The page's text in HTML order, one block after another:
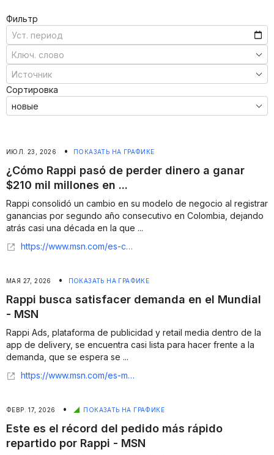
Фильтр
Сортировка
ИЮЛ. 23, 2026 • ПОКАЗАТЬ НА ГРАФИКЕ
¿Cómo Rappi pasó de perder dinero a ganar
$210 mil millones en ...
Rappi consolidó un cambio en su modelo de negocio al registrar
ganancias por segundo año consecutivo en Colombia, dejando
atrás casi una década en la que ...
https://www.msn.com/es-co/noticias/other/c%C3%B3mo-rappi-pas%C3%B3-de-perder-dinero-a-ganar-210-mil-millones-en-colombia/ar-AA28o5Zz
МАЯ 27, 2026 • ПОКАЗАТЬ НА ГРАФИКЕ
Rappi busca satisfacer demanda en el Mundial
- MSN
Rappi Ads, plataforma de publicidad y retail media dentro de la
app de delivery, se encuentra casi lista para hacer frente a la
demanda, que se espera se ...
https://www.msn.com/es-mx/dinero/noticias/rappi-busca-satisfacer-demanda-en-el-mundial/ar-AA245da3?apiversion=v2&domshim=1&noservercache=1&noservertelemetry=1&batchservertelemetry=1&renderwebcomponents=1&wcseo=1
ФЕВР. 17, 2026 • ПОКАЗАТЬ НА ГРАФИКЕ
Este es el récord del pedido más rápido
repartido por Rappi - MSN